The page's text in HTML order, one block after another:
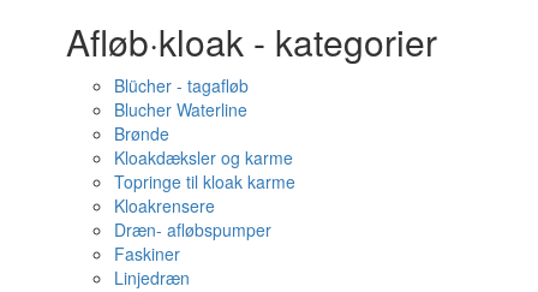
Afløb·kloak - kategorier
Blücher - tagafløb
Blucher Waterline
Brønde
Kloakdæksler og karme
Topringe til kloak karme
Kloakrensere
Dræn- afløbspumper
Faskiner
Linjedræn